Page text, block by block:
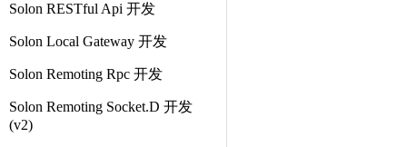
Solon RESTful Api 开发
Solon Local Gateway 开发
Solon Remoting Rpc 开发
Solon Remoting Socket.D 开发
(v2)